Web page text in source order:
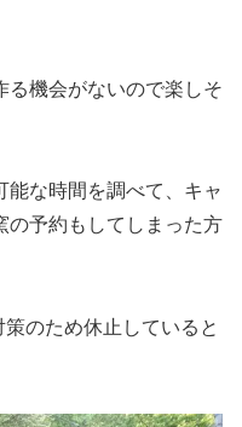
る機会がないので楽しそ
能な時間を調べて、キャ
の予約もしてしまった方
のため休止していると